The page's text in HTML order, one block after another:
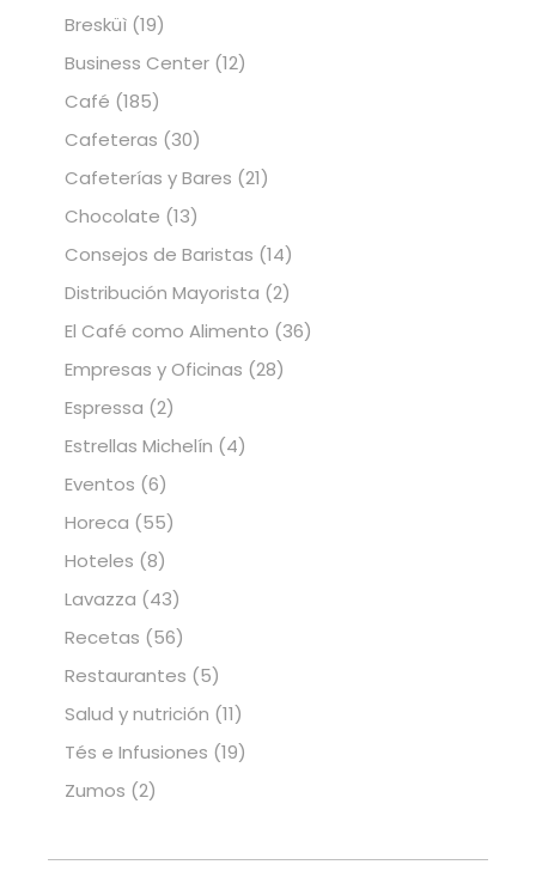
Bresküì (19)
Business Center (12)
Café (185)
Cafeteras (30)
Cafeterías y Bares (21)
Chocolate (13)
Consejos de Baristas (14)
Distribución Mayorista (2)
El Café como Alimento (36)
Empresas y Oficinas (28)
Espressa (2)
Estrellas Michelín (4)
Eventos (6)
Horeca (55)
Hoteles (8)
Lavazza (43)
Recetas (56)
Restaurantes (5)
Salud y nutrición (11)
Tés e Infusiones (19)
Zumos (2)